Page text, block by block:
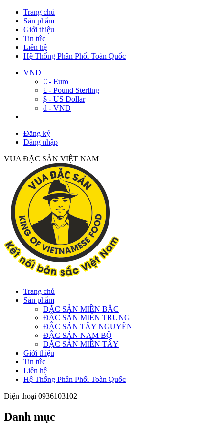
Trang chủ
Sản phẩm
Giới thiệu
Tin tức
Liên hệ
Hệ Thống Phân Phối Toàn Quốc
VND
€ - Euro
£ - Pound Sterling
$ - US Dollar
đ - VND
Đăng ký
Đăng nhập
VUA ĐẶC SẢN VIỆT NAM
Trang chủ
Sản phẩm
ĐẶC SẢN MIỀN BẮC
ĐẶC SẢN MIỀN TRUNG
ĐẶC SẢN TÂY NGUYÊN
ĐẶC SẢN NAM BỘ
ĐẶC SẢN MIỀN TÂY
Giới thiệu
Tin tức
Liên hệ
Hệ Thống Phân Phối Toàn Quốc
Điện thoại 0936103102
Danh mục